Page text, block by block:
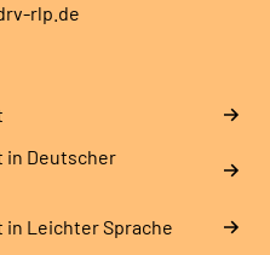
rlp.de
in Deutscher
Leichter Sprache